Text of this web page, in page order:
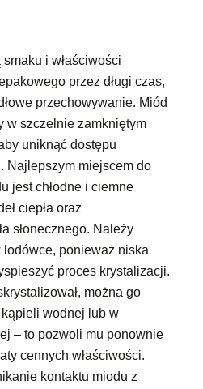
i właściwości
przez długi czas,
przechowywanie. Miód
w szczelnie zamkniętym
uniknąć dostępu
Najlepszym miejscem do
jest chłodne i ciemne
ciepła oraz
słonecznego. Należy
ponieważ niska
proces krystalizacji.
można go
wodnej lub w
– to pozwoli mu ponownie
cennych właściwości.
kontaktu miodu z